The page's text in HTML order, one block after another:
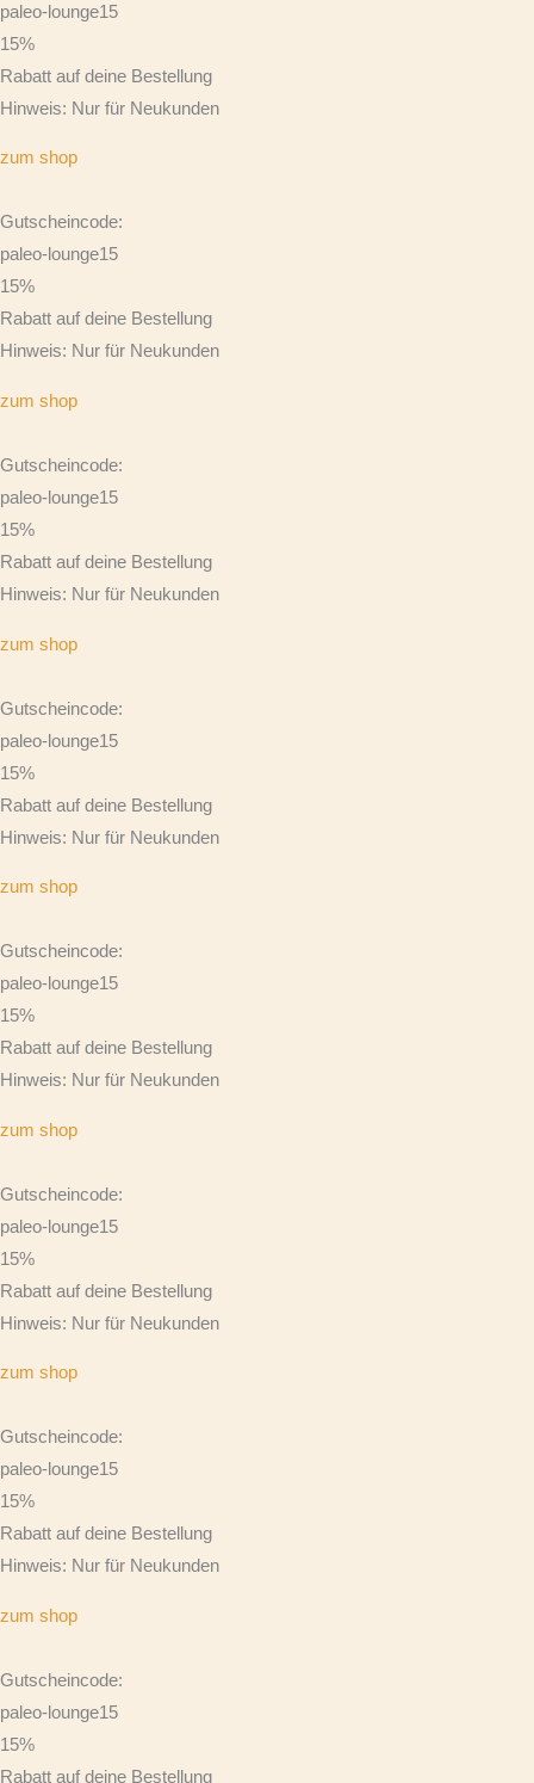
paleo-lounge15
15%
Rabatt auf deine Bestellung
Hinweis: Nur für Neukunden
zum shop
Gutscheincode:
paleo-lounge15
15%
Rabatt auf deine Bestellung
Hinweis: Nur für Neukunden
zum shop
Gutscheincode:
paleo-lounge15
15%
Rabatt auf deine Bestellung
Hinweis: Nur für Neukunden
zum shop
Gutscheincode:
paleo-lounge15
15%
Rabatt auf deine Bestellung
Hinweis: Nur für Neukunden
zum shop
Gutscheincode:
paleo-lounge15
15%
Rabatt auf deine Bestellung
Hinweis: Nur für Neukunden
zum shop
Gutscheincode:
paleo-lounge15
15%
Rabatt auf deine Bestellung
Hinweis: Nur für Neukunden
zum shop
Gutscheincode:
paleo-lounge15
15%
Rabatt auf deine Bestellung
Hinweis: Nur für Neukunden
zum shop
Gutscheincode:
paleo-lounge15
15%
Rabatt auf deine Bestellung